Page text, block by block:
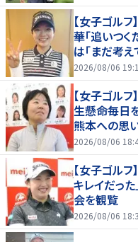
【女子ゴル
華「追いつ
は「まだ考え
2026/08/06
【女子ゴル
生懸命毎日
熊本への思
2026/08/06
【女子ゴルフ
キレイだっ
会を観覧
2026/08/06